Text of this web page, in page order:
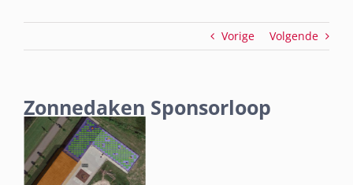
Vorige Volgende
Zonnedaken Sponsorloop
Bekijk
grotere
afbeelding